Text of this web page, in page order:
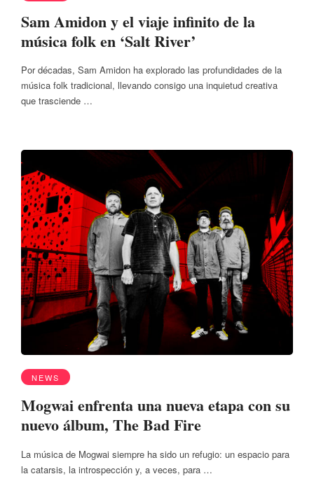
Sam Amidon y el viaje infinito de la
música folk en ‘Salt River’
Por décadas, Sam Amidon ha explorado las profundidades de la
música folk tradicional, llevando consigo una inquietud creativa
que trasciende …
NEWS
Mogwai enfrenta una nueva etapa con su
nuevo álbum, The Bad Fire
La música de Mogwai siempre ha sido un refugio: un espacio para
la catarsis, la introspección y, a veces, para …